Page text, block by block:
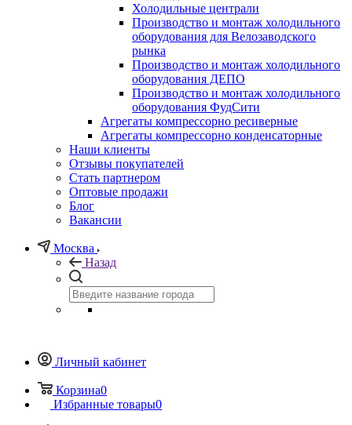
Холодильные централи
Производство и монтаж холодильного
оборудования для Велозаводского
рынка
Производство и монтаж холодильного
оборудования ДЕПО
Производство и монтаж холодильного
оборудования ФудСити
Агрегаты компрессорно ресиверные
Агрегаты компрессорно конденсаторные
Наши клиенты
Отзывы покупателей
Стать партнером
Оптовые продажи
Блог
Вакансии
Москва
Назад
Личный кабинет
Корзина0
Избранные товары0